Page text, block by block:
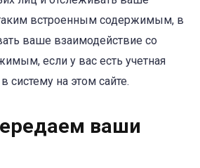
встроенным содержимым, в
ваше взаимодействие со
если у вас есть учетная
на этом сайте.
ваши